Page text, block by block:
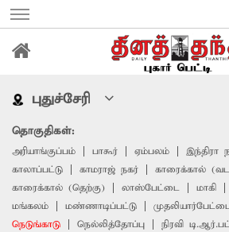
புதுச்சேரி
தொகுதிகள்:
அரியாங்குப்பம் பாகூர் ஏம்பலம் இந்திரா
காலாப்பட்டு
காமராஜ் நகர்
காரைக்கால்
காரைக்கால் (தெற்கு)
லாஸ்பேட்டை மாகி
மங்கலம்
மண்ணாடிப்பட்டு
நெடுங்காடு
நெல்லித்தோப்பு
நிரவி